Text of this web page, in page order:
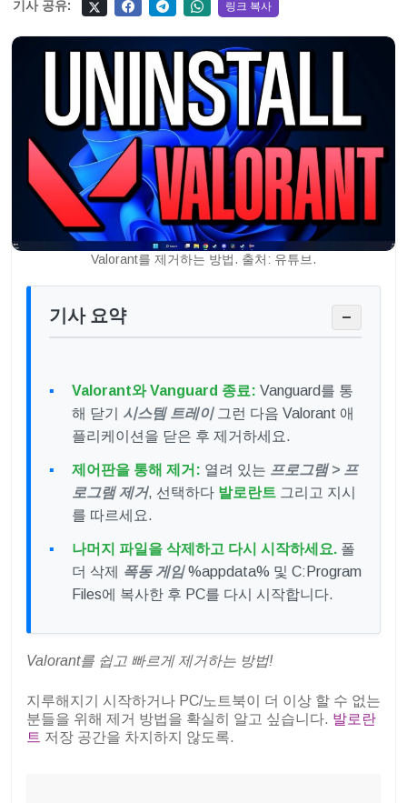
기사 공유: 링크 복사
Valorant를 제거하는 방법. 출처: 유튜브.
기사 요약 −
Valorant와 Vanguard 종료: Vanguard를 통
해 닫기 시스템 트레이그런 다음 Valorant 애
플리케이션을 닫은 후 제거하세요.
제어판을 통해 제거: 열려 있는 프로그램 > 프
로그램 제거, 선택하다 발로란트 그리고 지시
를 따르세요.
나머지 파일을 삭제하고 다시 시작하세요. 폴
더 삭제
폭동 게임%appdata% 및 C:Program
Files에 복사한 후 PC를 다시 시작합니다.
Valorant를 쉽고 빠르게 제거하는 방법!
지루해지기 시작하거나 PC/노트북이 더 이상 할 수 없는
분들을 위해 제거 방법을 확실히 알고 싶습니다. 발로란
트 저장 공간을 차지하지 않도록.